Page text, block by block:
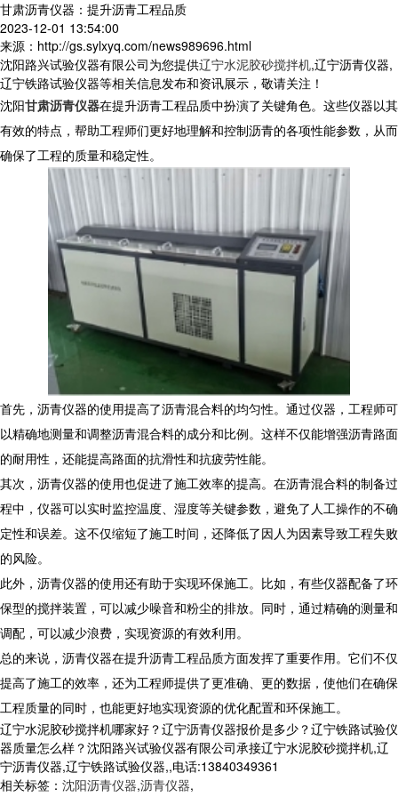
甘肃沥青仪器：提升沥青工程品质
2023-12-01 13:54:00
来源：http://gs.sylxyq.com/news989696.html
沈阳路兴试验仪器有限公司为您提供辽宁水泥胶砂搅拌机,辽宁沥青仪器,
辽宁铁路试验仪器等相关信息发布和资讯展示，敬请关注！
沈阳甘肃沥青仪器在提升沥青工程品质中扮演了关键角色。这些仪器以其
有效的特点，帮助工程师们更好地理解和控制沥青的各项性能参数，从而
确保了工程的质量和稳定性。
首先，沥青仪器的使用提高了沥青混合料的均匀性。通过仪器，工程师可
以精确地测量和调整沥青混合料的成分和比例。这样不仅能增强沥青路面
的耐用性，还能提高路面的抗滑性和抗疲劳性能。
其次，沥青仪器的使用也促进了施工效率的提高。在沥青混合料的制备过
程中，仪器可以实时监控温度、湿度等关键参数，避免了人工操作的不确
定性和误差。这不仅缩短了施工时间，还降低了因人为因素导致工程失败
的风险。
此外，沥青仪器的使用还有助于实现环保施工。比如，有些仪器配备了环
保型的搅拌装置，可以减少噪音和粉尘的排放。同时，通过精确的测量和
调配，可以减少浪费，实现资源的有效利用。
总的来说，沥青仪器在提升沥青工程品质方面发挥了重要作用。它们不仅
提高了施工的效率，还为工程师提供了更准确、更的数据，使他们在确保
工程质量的同时，也能更好地实现资源的优化配置和环保施工。
辽宁水泥胶砂搅拌机哪家好？辽宁沥青仪器报价是多少？辽宁铁路试验仪
器质量怎么样？沈阳路兴试验仪器有限公司承接辽宁水泥胶砂搅拌机,辽
宁沥青仪器,辽宁铁路试验仪器,,电话:13840349361
相关标签： 沈阳沥青仪器,沥青仪器,